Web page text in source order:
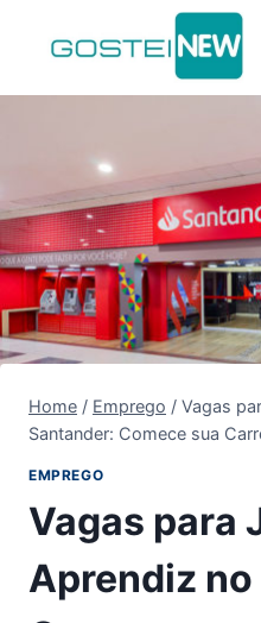
Home / Emprego / Vagas
Santander: Comece sua
EMPREGO
Vagas para
Aprendiz